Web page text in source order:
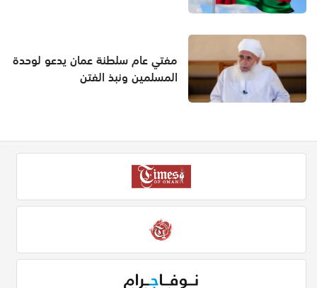
مفتي عام سلطنة عمان يدعو لوحدة
المسلمين ونبذ الفتن